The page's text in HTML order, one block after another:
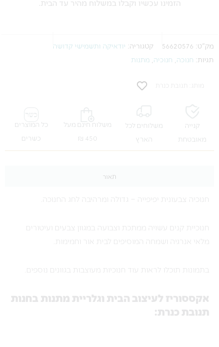
הזמינו עכשיו וקבלו במשלוח מהיר עד הבית.
מק"ט: 56620576 קטגוריה: יודאיקה ותשמישי קדושה
תגיות: חנוכה חנוכיה מתנות
מותג: תנובת כנרת
קנייה
מאובטחת
משלוחים לכל
הארץ
משלוח חינם מעל
450 ₪
כל המוצרים
כשרים
תאור
חנוכיה צבעונית יפיפייה – גדולה ומרהיבה לחג החנוכה.
חנוכיית קנים עשויה ממתכת וצבועה במגוון צבעים ועיטורים
מלאי אנרגיה ושמחה המוסיפים לבית אור וחמימות.
בתמונות תוכלו לראות עוד חנוכיות מעוצבות בגוונים נוספים.
אקססוריז לעיצוב הבית וגלריית מתנות בחנות
תנובת כנרת: